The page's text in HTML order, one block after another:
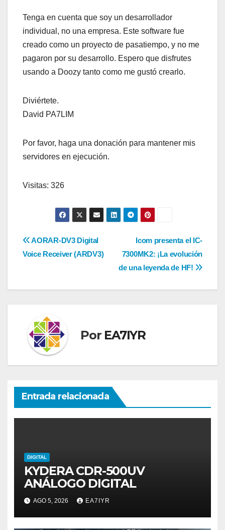
Tenga en cuenta que soy un desarrollador
individual, no una empresa. Este software fue
creado como un proyecto de pasatiempo, y no me
pagaron por su desarrollo. Espero que disfrutes
usando a Doozy tanto como me gustó crearlo.
Diviértete.
David PA7LIM
Por favor, haga una donación para mantener mis
servidores en ejecución.
Visitas: 326
Navegación
entradas
Icom presenta el IC-
7300MK2: ¡La evolución
de una leyenda de HF!
AORAR-DV3 Digital
Voice Receiver (ARDV3)
Por EA7IYR
Entrada relacionada
DIGITAL
KYDERA CDR-500UV
ANÁLOGO DIGITAL
AGO 5, 2026 EA7IYR